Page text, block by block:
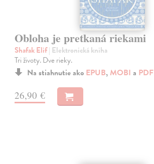
Obloha je pretkaná riekami
Shafak Elif| Elektronická kniha
Tri životy. Dve rieky.
Na stiahnutie ako EPUB, MOBI a PDF
26,90 €